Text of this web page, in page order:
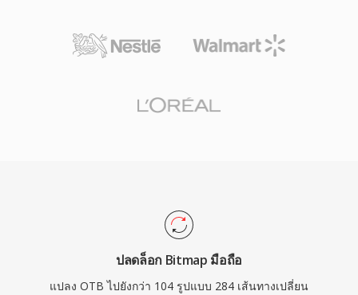
ปลดล็อก Bitmap มือถือ
แปลง OTB ไปยังกว่า 104 รูปแบบ 284 เส้นทางเปลี่ยน